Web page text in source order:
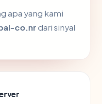
apa yang kami
co.nrdari sinyal